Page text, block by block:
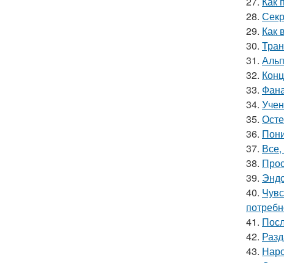
28.
29. Как
30.
31.
32.
33.
34.
35.
36.
37. Все,
38.
39.
40.
41.
42.
43.